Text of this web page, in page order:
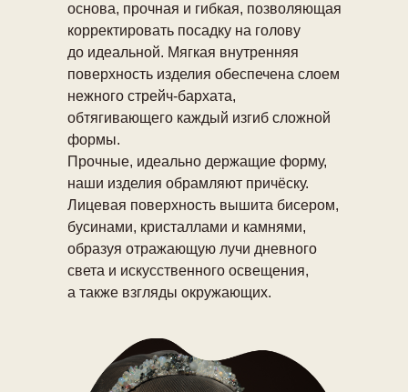
основа, прочная и гибкая, позволяющая
корректировать посадку на голову
до идеальной. Мягкая внутренняя
поверхность изделия обеспечена слоем
нежного стрейч-бархата,
обтягивающего каждый изгиб сложной
формы.
Прочные, идеально держащие форму,
наши изделия обрамляют причёску.
Лицевая поверхность вышита бисером,
бусинами, кристаллами и камнями,
образуя отражающую лучи дневного
света и искусственного освещения,
а также взгляды окружающих.